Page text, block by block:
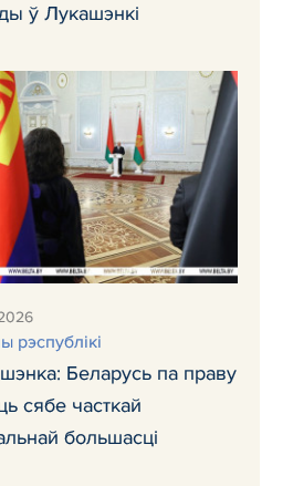
ў Лукашэнкі
рэспублiкi
Беларусь па праву
сябе часткай
большасці